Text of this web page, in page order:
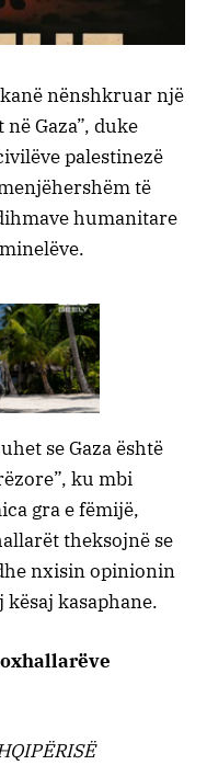
nënshkruar një
Gaza”, duke
palestinezë
të
humanitare
se Gaza është
ku mbi
gra e fëmijë,
theksojnë se
nxisin opinionin
kasaphane.